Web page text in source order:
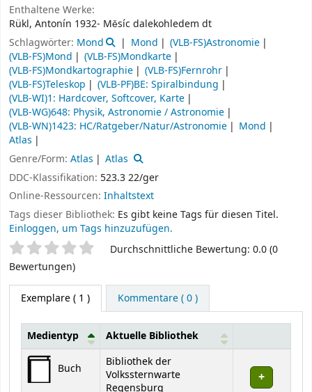
Enthaltene Werke:
Rükl, Antonín 1932- Měsíc dalekohledem dt
Schlagwörter: Mond Mond
(VLB-FS)Astronomie
(VLB-FS)Mond
(VLB-FS)Mondkarte
(VLB-FS)Mondkartographie
(VLB-FS)Fernrohr
(VLB-FS)Teleskop
(VLB-PF)BE: Spiralbindung
(VLB-WI)1: Hardcover, Softcover, Karte
(VLB-WG)648: Physik, Astronomie / Astronomie
(VLB-WN)1423: HC/Ratgeber/Natur/Astronomie
Mond
Atlas
Genre/Form: Atlas
Atlas
DDC-Klassifikation: 523.3 22/ger
Online-Ressourcen: Inhaltstext
Tags dieser Bibliothek: Es gibt keine Tags für diesen Titel.
Einloggen, um Tags hinzuzufügen.
SternchenbewertungDurchschnittliche Bewertung: 0.0 (0
Bewertungen)
Exemplare( 1 ) Kommentare ( 0 )
Exemplare
Medientyp Aktuelle Bibliothek
Buch
Bibliothek der
Volkssternwarte
Regensburg